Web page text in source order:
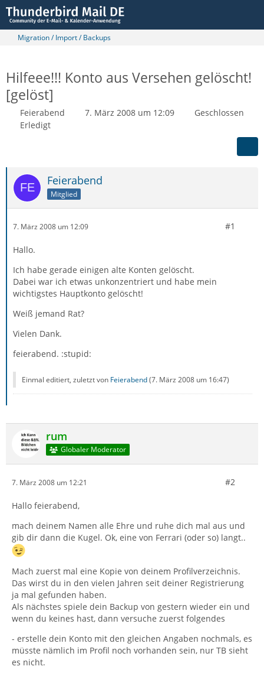
Migration / Import / Backups
Hilfeee!!! Konto aus Versehen gelöscht!
[gelöst]
Feierabend 7. März 2008 um 12:09
Geschlossen
Erledigt
Feierabend
Mitglied
7. März 2008 um 12:09 #1
Hallo.
Ich habe gerade einigen alte Konten gelöscht.
Dabei war ich etwas unkonzentriert und habe mein
wichtigstes Hauptkonto gelöscht!
Weiß jemand Rat?
Vielen Dank.
feierabend. :stupid:
Einmal editiert, zuletzt von Feierabend(7. März 2008 um 16:47)
rum
Globaler Moderator
7. März 2008 um 12:21 #2
Hallo feierabend,
mach deinem Namen alle Ehre und ruhe dich mal aus und
gib dir dann die Kugel. Ok, eine von Ferrari (oder so) langt..
Mach zuerst mal eine Kopie von deinem Profilverzeichnis.
Das wirst du in den vielen Jahren seit deiner Registrierung
ja mal gefunden haben.
Als nächstes spiele dein Backup von gestern wieder ein und
wenn du keines hast, dann versuche zuerst folgendes
- erstelle dein Konto mit den gleichen Angaben nochmals, es
müsste nämlich im Profil noch vorhanden sein, nur TB sieht
es nicht.